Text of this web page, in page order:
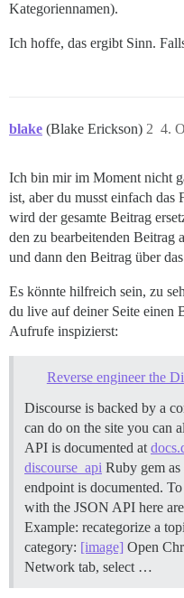
Kategoriennamen).
Ich hoffe, das ergibt Sinn.
blake (Blake Erickson) 4.
2
Ich bin mir im Moment nicht
ist, aber du musst einfach das
wird der gesamte Beitrag
den zu bearbeitenden Beitrag
und dann den Beitrag über
Es könnte hilfreich sein, zu
du live auf deiner Seite einen
Aufrufe inspizierst:
Reverse engineer the
Discourse is backed by a
can do on the site you can
API is documented at
discourse_api Ruby gem
endpoint is documented.
with the JSON API here
Example: recategorize a
category: [image] Open
Network tab, select …